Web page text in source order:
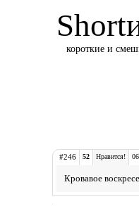
короткие и
#246 52 Нравится!
Кровавое